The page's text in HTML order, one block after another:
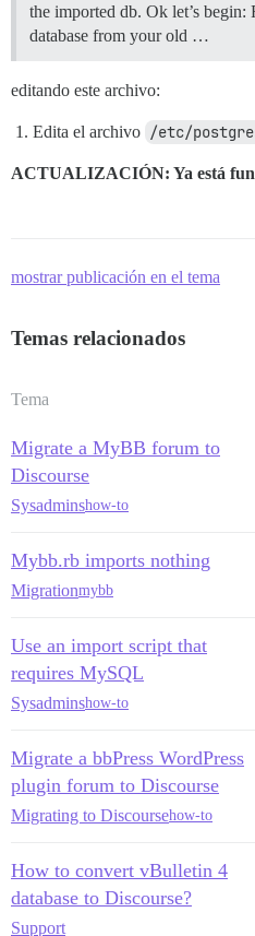
the imported db. Ok let’s
database from your old …
editando este archivo:
Edita el archivo /etc/
ACTUALIZACIÓN: Ya está
mostrar publicación en el tema
Temas relacionados
Tema
Migrate a MyBB forum to
Discourse
Sysadminshow-to
Mybb.rb imports nothing
Migrationmybb
Use an import script that
requires MySQL
Sysadminshow-to
Migrate a bbPress WordPress
plugin forum to Discourse
Migrating to Discoursehow-to
How to convert vBulletin 4
database to Discourse?
Support